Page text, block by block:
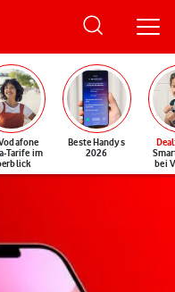
Tarife im
Beste Handys
2026
Deal
bei